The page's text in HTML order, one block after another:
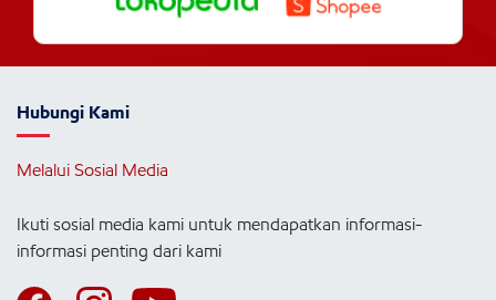
Hubungi Kami
Melalui Sosial Media
Ikuti sosial media kami untuk mendapatkan informasi-
informasi penting dari kami